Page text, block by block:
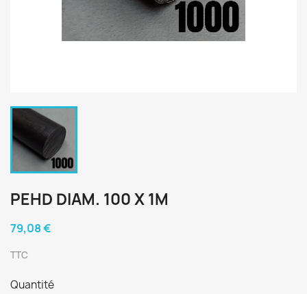
PEHD DIAM. 100 X 1M
79,08 €
TTC
Quantité